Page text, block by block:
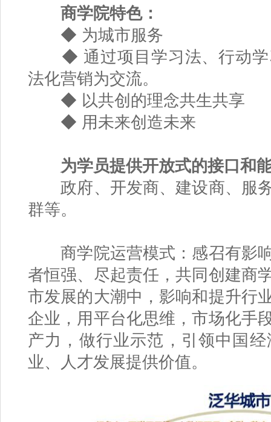
商学院特色：
◆ 为城市服务
◆ 通过项目学习法、行动学
法化营销为交流。
◆ 以共创的理念共生共享
◆ 用未来创造未来
为学员提供开放式的接口和
政府、开发商、建设商、服务
群等。
商学院运营模式：感召有影响
者恒强、尽起责任，共同创建商
市发展的大潮中，影响和提升行
企业，用平台化思维，市场化手
产力，做行业示范，引领中国
业、人才发展提供价值。